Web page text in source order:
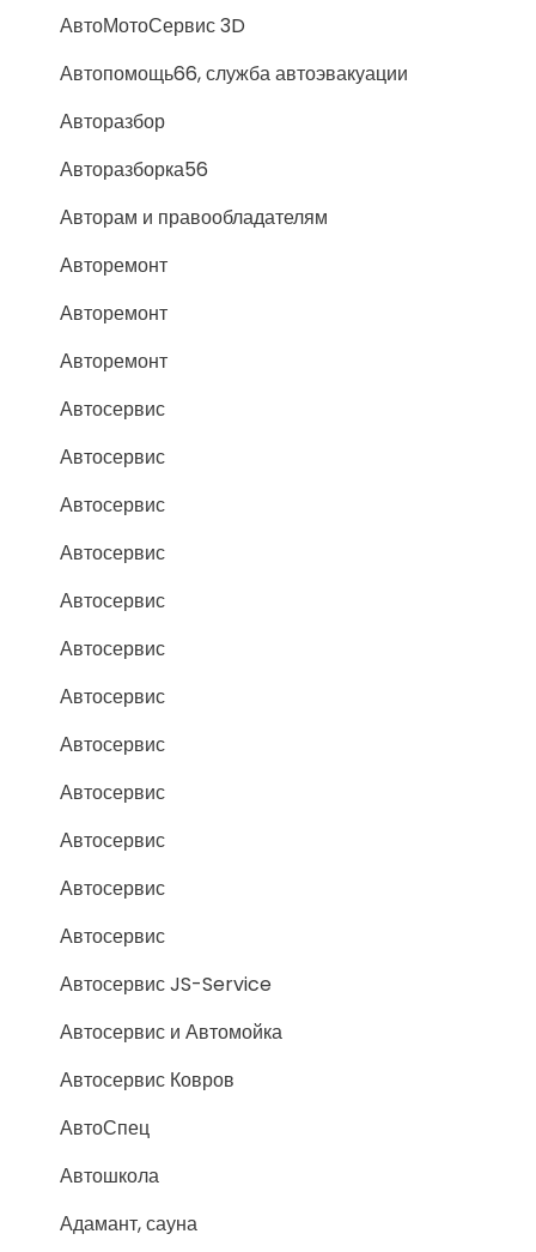
АвтоМотоСервис 3D
Автопомощь66, служба автоэвакуации
Авторазбор
Авторазборка56
Авторам и правообладателям
Авторемонт
Авторемонт
Авторемонт
Автосервис
Автосервис
Автосервис
Автосервис
Автосервис
Автосервис
Автосервис
Автосервис
Автосервис
Автосервис
Автосервис
Автосервис
Автосервис JS-Service
Автосервис и Автомойка
Автосервис Ковров
АвтоСпец
Автошкола
Адамант, сауна